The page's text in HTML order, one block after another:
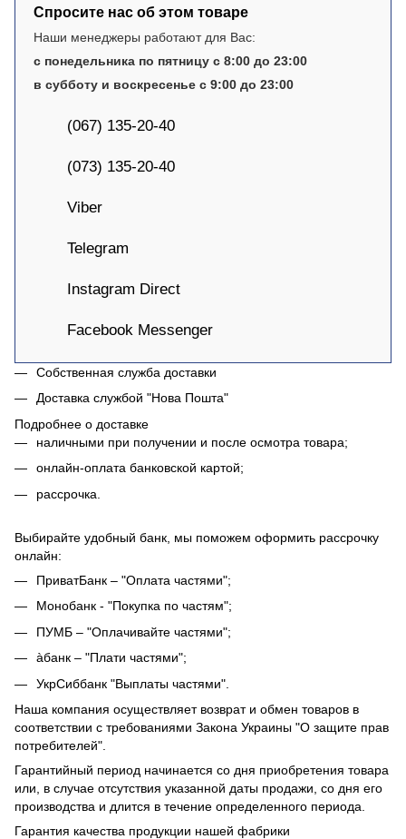
Спросите нас об этом товаре
Наши менеджеры работают для Вас:
с понедельника по пятницу с 8:00 до 23:00
в субботу и воскресенье с 9:00 до 23:00
(067) 135-20-40
(073) 135-20-40
Viber
Telegram
Instagram Direct
Facebook Messenger
Собственная служба доставки
Доставка службой "Нова Пошта"
Подробнее о доставке
наличными при получении и после осмотра товара;
онлайн-оплата банковской картой;
рассрочка.
Выбирайте удобный банк, мы поможем оформить рассрочку
онлайн:
ПриватБанк – "Оплата частями";
Монобанк - "Покупка по частям";
ПУМБ – "Оплачивайте частями";
àбанк – "Плати частями";
УкрСиббанк "Выплаты частями".
Наша компания осуществляет возврат и обмен товаров в
соответствии с требованиями Закона Украины "О защите прав
потребителей".
Гарантийный период начинается со дня приобретения товара
или, в случае отсутствия указанной даты продажи, со дня его
производства и длится в течение определенного периода.
Гарантия качества продукции нашей фабрики